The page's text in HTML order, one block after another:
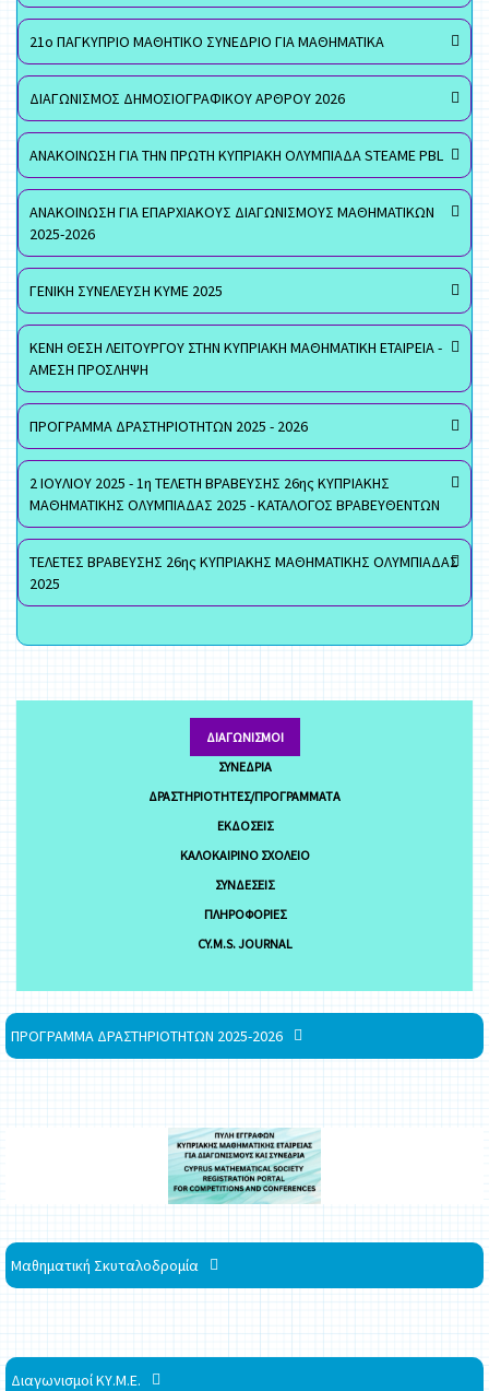
21ο ΠΑΓΚΥΠΡΙΟ ΜΑΘΗΤΙΚΟ ΣΥΝΕΔΡΙΟ ΓΙΑ ΜΑΘΗΜΑΤΙΚΑ
ΔΙΑΓΩΝΙΣΜΟΣ ΔΗΜΟΣΙΟΓΡΑΦΙΚΟΥ ΑΡΘΡΟΥ 2026
ΑΝΑΚΟΙΝΩΣΗ ΓΙΑ ΤΗΝ ΠΡΩΤΗ ΚΥΠΡΙΑΚΗ ΟΛΥΜΠΙΑΔΑ STEAME PBL
ΑΝΑΚΟΙΝΩΣΗ ΓΙΑ ΕΠΑΡΧΙΑΚΟΥΣ ΔΙΑΓΩΝΙΣΜΟΥΣ ΜΑΘΗΜΑΤΙΚΩΝ
2025-2026
ΓΕΝΙΚΗ ΣΥΝΕΛΕΥΣΗ ΚΥΜΕ 2025
ΚΕΝΗ ΘΕΣΗ ΛΕΙΤΟΥΡΓΟΥ ΣΤΗΝ ΚΥΠΡΙΑΚΗ ΜΑΘΗΜΑΤΙΚΗ ΕΤΑΙΡΕΙΑ -
ΑΜΕΣΗ ΠΡΟΣΛΗΨΗ
ΠΡΟΓΡΑΜΜΑ ΔΡΑΣΤΗΡΙΟΤΗΤΩΝ 2025 - 2026
2 ΙΟΥΛΙΟΥ 2025 - 1η ΤΕΛΕΤΗ ΒΡΑΒΕΥΣΗΣ 26ης ΚΥΠΡΙΑΚΗΣ
ΜΑΘΗΜΑΤΙΚΗΣ ΟΛΥΜΠΙΑΔΑΣ 2025 - ΚΑΤΑΛΟΓΟΣ ΒΡΑΒΕΥΘΕΝΤΩΝ
ΤΕΛΕΤΕΣ ΒΡΑΒΕΥΣΗΣ 26ης ΚΥΠΡΙΑΚΗΣ ΜΑΘΗΜΑΤΙΚΗΣ ΟΛΥΜΠΙΑΔΑΣ
2025
ΔΙΑΓΩΝΙΣΜΟΊ
ΣΥΝΈΔΡΙΑ
ΔΡΑΣΤΗΡΙΌΤΗΤΕΣ/ΠΡΟΓΡΆΜΜΑΤΑ
ΕΚΔΌΣΕΙΣ
ΚΑΛΟΚΑΙΡΙΝΌ ΣΧΟΛΕΊΟ
ΣΥΝΔΈΣΕΙΣ
ΠΛΗΡΟΦΟΡΊΕΣ
CY.M.S. JOURNAL
ΠΡΟΓΡΑΜΜΑ ΔΡΑΣΤΗΡΙΟΤΗΤΩΝ 2025-2026
Μαθηματική Σκυταλοδρομία
Διαγωνισμοί ΚΥ.Μ.Ε.